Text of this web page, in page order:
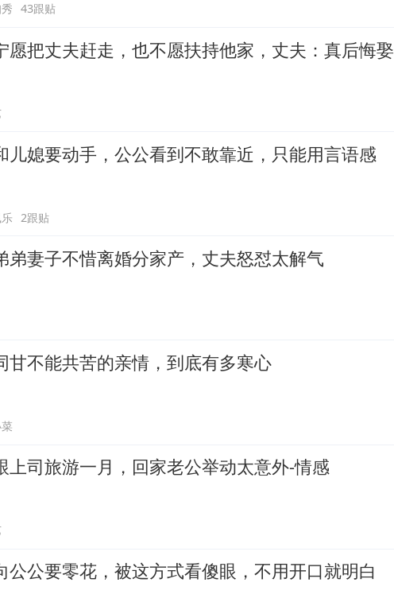
43跟贴
愿把丈夫赶走，也不愿扶持他家，丈夫：真后悔娶
儿媳要动手，公公看到不敢靠近，只能用言语感
2跟贴
弟妻子不惜离婚分家产，丈夫怒怼太解气
甘不能共苦的亲情，到底有多寒心
上司旅游一月，回家老公举动太意外-情感
公公要零花，被这方式看傻眼，不用开口就明白